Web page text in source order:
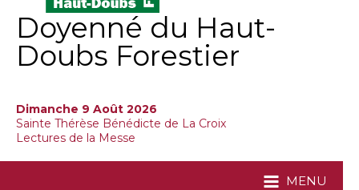
Doyenné du Haut-
Doubs Forestier
Dimanche 9 Août 2026
Sainte Thérèse Bénédicte de La Croix
Lectures de la Messe
MENU